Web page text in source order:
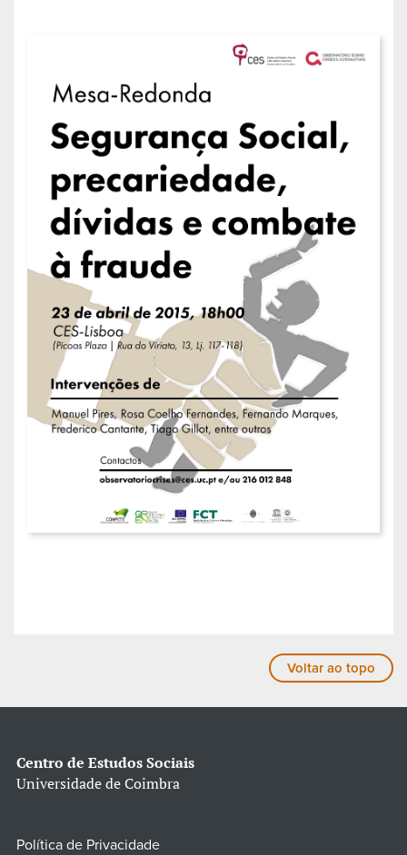
Voltar ao topo
Centro de Estudos Sociais
Universidade de Coimbra
Política de Privacidade